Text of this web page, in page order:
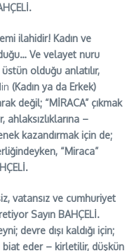
ilahidir! Kadın ve
Ve velayet nuru
olduğu anlatılır,
(Kadın ya da Erkek)
değil; “MİRACA” çıkmak
ahlaksızlıklarına –
kazandırmak için de;
“Miraca”
vatansız ve cumhuriyet
Sayın BAHÇELİ.
devre dışı kaldığı için;
eder – kirletilir, düşkün